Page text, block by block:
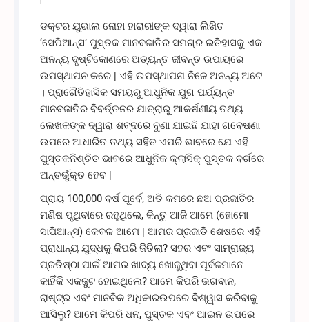
ଡକ୍ଟର ୟୁଭାଲ ନୋହା ହାରାରୀଙ୍କ ଦ୍ୱାରା ଲିଖିତ
‘ସେପିଆନ୍ସ’ ପୁସ୍ତକ ମାନବଜାତିର ସମଗ୍ର ଇତିହାସକୁ ଏକ
ଅନନ୍ୟ ଦୃଷ୍ଟିକୋଣରେ ଅତ୍ୟନ୍ତ ଜୀବନ୍ତ ଉପାୟରେ
ଉପସ୍ଥାପନ କରେ | ଏହି ଉପସ୍ଥାପନା ନିଜେ ଅନନ୍ୟ ଅଟେ
। ପ୍ରାଗୈତିହାସିକ ସମୟରୁ ଆଧୁନିକ ଯୁଗ ପର୍ଯ୍ୟନ୍ତ
ମାନବଜାତିର ବିବର୍ତ୍ତନର ଯାତ୍ରାରୁ ଆକର୍ଷଣୀୟ ତଥ୍ୟ
ଲେଖକଙ୍କ ଦ୍ୱାରା ଶବ୍ଦରେ ବୁଣା ଯାଇଛି ଯାହା ଗବେଷଣା
ଉପରେ ଆଧାରିତ ତଥ୍ୟ ସହିତ ଏପରି ଭାବରେ ଯେ ଏହି
ପୁସ୍ତକନିଶ୍ଚିତ ଭାବରେ ଆଧୁନିକ କ୍ଲାସିକ୍ ପୁସ୍ତକ ବର୍ଗରେ
ଅନ୍ତର୍ଭୁକ୍ତ ହେବ |
ପ୍ରାୟ 100,000 ବର୍ଷ ପୂର୍ବେ, ଅତି କମରେ ଛଅ ପ୍ରଜାତିର
ମଣିଷ ପୃଥିବୀରେ ରହୁଥିଲେ, କିନ୍ତୁ ଆଜି ଆମେ (ହୋମୋ
ସାପିଆନ୍ସ) କେବଳ ଆମେ | ଆମର ପ୍ରଜାତି ଶେଷରେ ଏହି
ପ୍ରାଧାନ୍ୟ ଯୁଦ୍ଧକୁ କିପରି ଜିତିଲା? ସହର ଏବଂ ସାମ୍ରାଜ୍ୟ
ପ୍ରତିଷ୍ଠା ପାଇଁ ଆମର ଖାଦ୍ୟ ଖୋଜୁଥିବା ପୂର୍ବଜମାନେ
କାହିଁକି ଏକଜୁଟ ହୋଇଥିଲେ? ଆମେ କିପରି ଭଗବାନ,
ରାଷ୍ଟ୍ର ଏବଂ ମାନବିକ ଅଧିକାରଉପରେ ବିଶ୍ୱାସ କରିବାକୁ
ଆସିଲୁ? ଆମେ କିପରି ଧନ, ପୁସ୍ତକ ଏବଂ ଆଇନ ଉପରେ